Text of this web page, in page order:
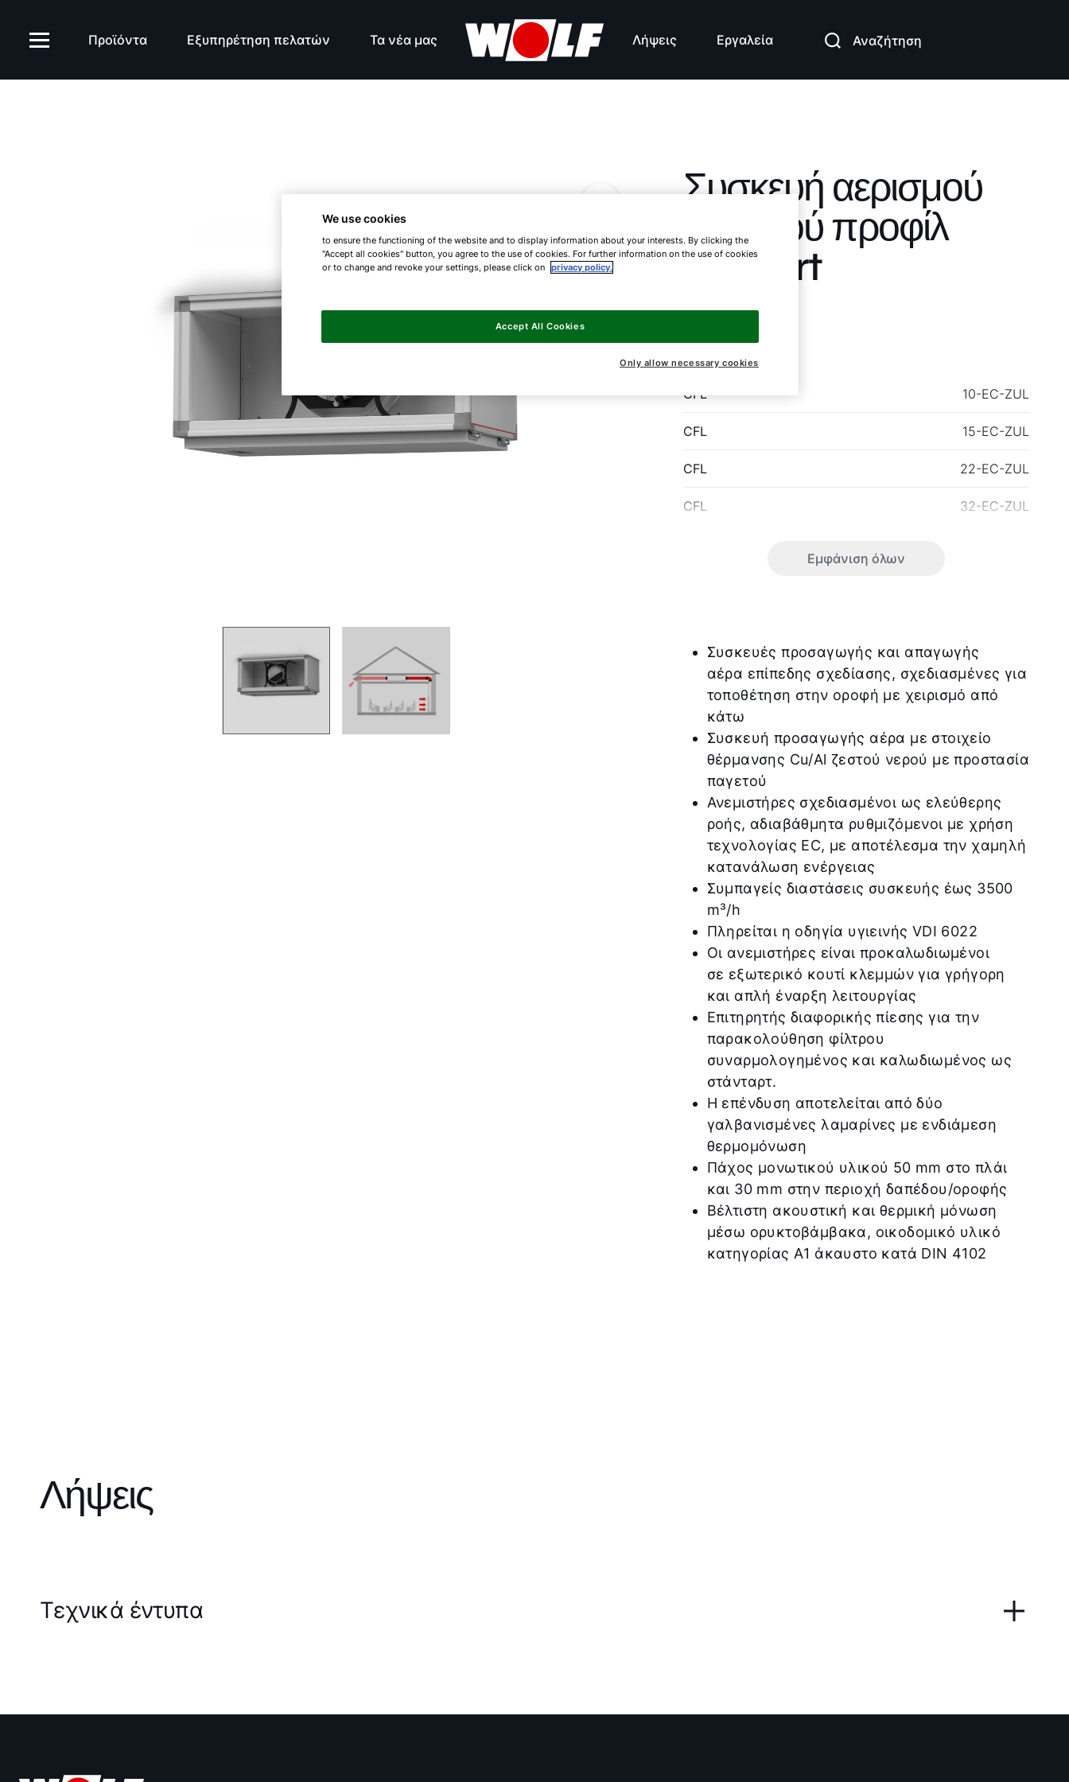
Προϊόντα Εξυπηρέτηση πελατών Τα νέα μας Λήψεις Εργαλεία Αναζήτηση
Συσκευή αερισμού
χαμηλού προφίλ
Comfort
CFL-EC
CFL 10-EC-ZUL
CFL 15-EC-ZUL
CFL 22-EC-ZUL
CFL 32-EC-ZUL
Εμφάνιση όλων
Συσκευές προσαγωγής και απαγωγής
αέρα επίπεδης σχεδίασης, σχεδιασμένες για
τοποθέτηση στην οροφή με χειρισμό από
κάτω
Συσκευή προσαγωγής αέρα με στοιχείο
θέρμανσης Cu/Al ζεστού νερού με προστασία
παγετού
Ανεμιστήρες σχεδιασμένοι ως ελεύθερης
ροής, αδιαβάθμητα ρυθμιζόμενοι με χρήση
τεχνολογίας EC, με αποτέλεσμα την χαμηλή
κατανάλωση ενέργειας
Συμπαγείς διαστάσεις συσκευής έως 3500
m³/h
Πληρείται η οδηγία υγιεινής VDI 6022
Οι ανεμιστήρες είναι προκαλωδιωμένοι
σε εξωτερικό κουτί κλεμμών για γρήγορη
και απλή έναρξη λειτουργίας
Επιτηρητής διαφορικής πίεσης για την
παρακολούθηση φίλτρου
συναρμολογημένος και καλωδιωμένος ως
στάνταρτ.
Η επένδυση αποτελείται από δύο
γαλβανισμένες λαμαρίνες με ενδιάμεση
θερμομόνωση
Πάχος μονωτικού υλικού 50 mm στο πλάι
και 30 mm στην περιοχή δαπέδου/οροφής
Βέλτιστη ακουστική και θερμική μόνωση
μέσω ορυκτοβάμβακα, οικοδομικό υλικό
κατηγορίας Α1 άκαυστο κατά DIN 4102
Λήψεις
Τεχνικά έντυπα
We use cookies
to ensure the functioning of the website and to display information about your interests. By clicking the
"Accept all cookies" button, you agree to the use of cookies. For further information on the use of cookies
or to change and revoke your settings, please click on privacy policy.
Only allow necessary cookies
Accept All Cookies